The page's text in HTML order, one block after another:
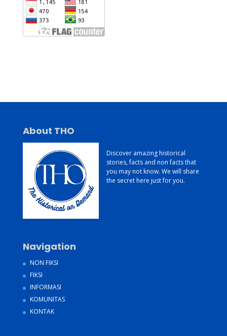
About THO
Discover amazing historical
stories, facts and non facts that
you may not know. We will share
the secret here just for you.
Navigation
NON FIKSI
FIKSI
INFORMASI
KOMUNITAS
KONTAK